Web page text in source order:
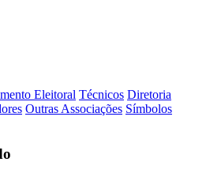
Eleitoral Técnicos Diretoria
Outras Associações Símbolos